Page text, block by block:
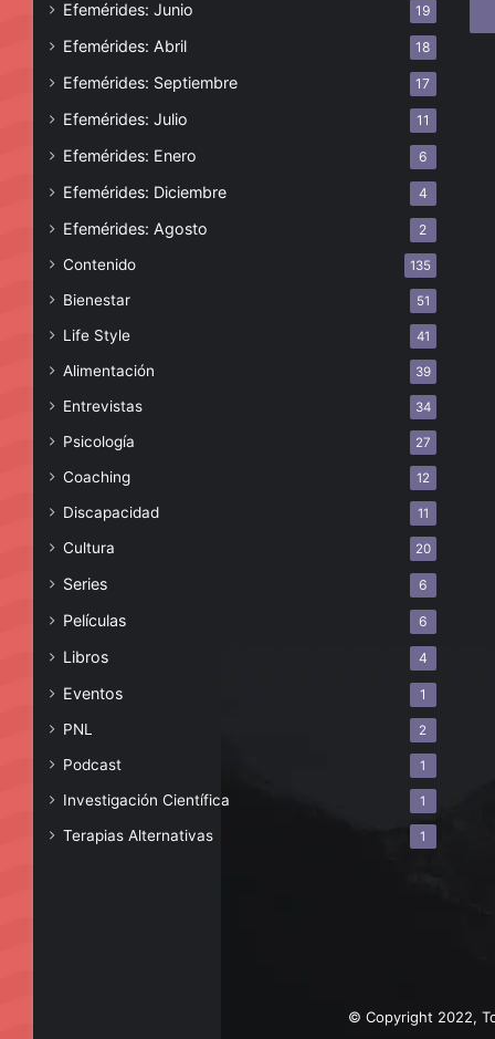
Efemérides: Junio 19
Efemérides: Abril 18
Efemérides: Septiembre 17
Efemérides: Julio 11
Efemérides: Enero 6
Efemérides: Diciembre 4
Efemérides: Agosto 2
Contenido 135
Bienestar 51
Life Style 41
Alimentación 39
Entrevistas 34
Psicología 27
Coaching 12
Discapacidad 11
Cultura 20
Series 6
Películas 6
Libros 4
Eventos 1
PNL 2
Podcast 1
Investigación Científica 1
Terapias Alternativas 1
© Copyright 2022,